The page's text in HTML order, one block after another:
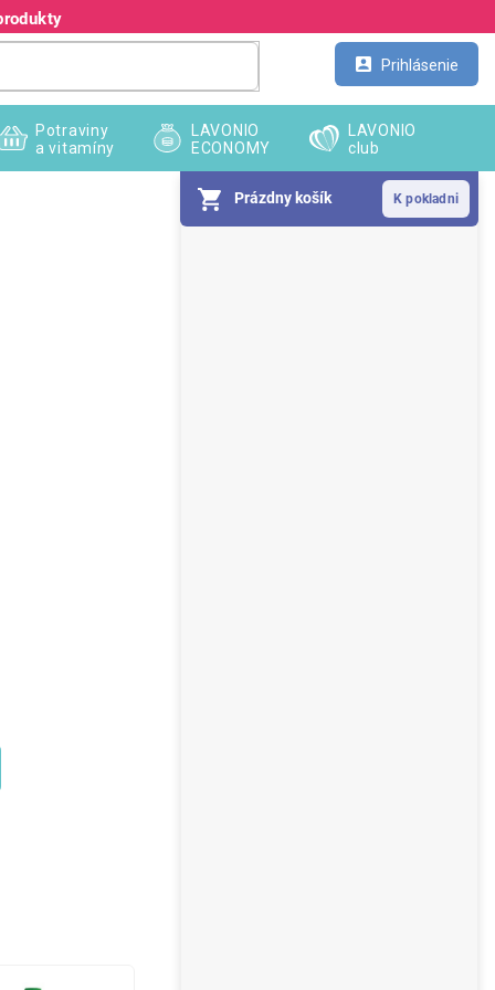
Prihlásenie
Prázdny košík
Potraviny
a vitamíny
LAVONIO
ECONOMY
LAVONIO
club